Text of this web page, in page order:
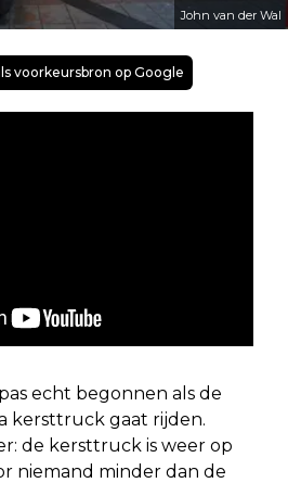
John van der Wal
voorkeursbron op Google
echt begonnen als de
kersttruck gaat rijden.
de kersttruck is weer op
niemand minder dan de